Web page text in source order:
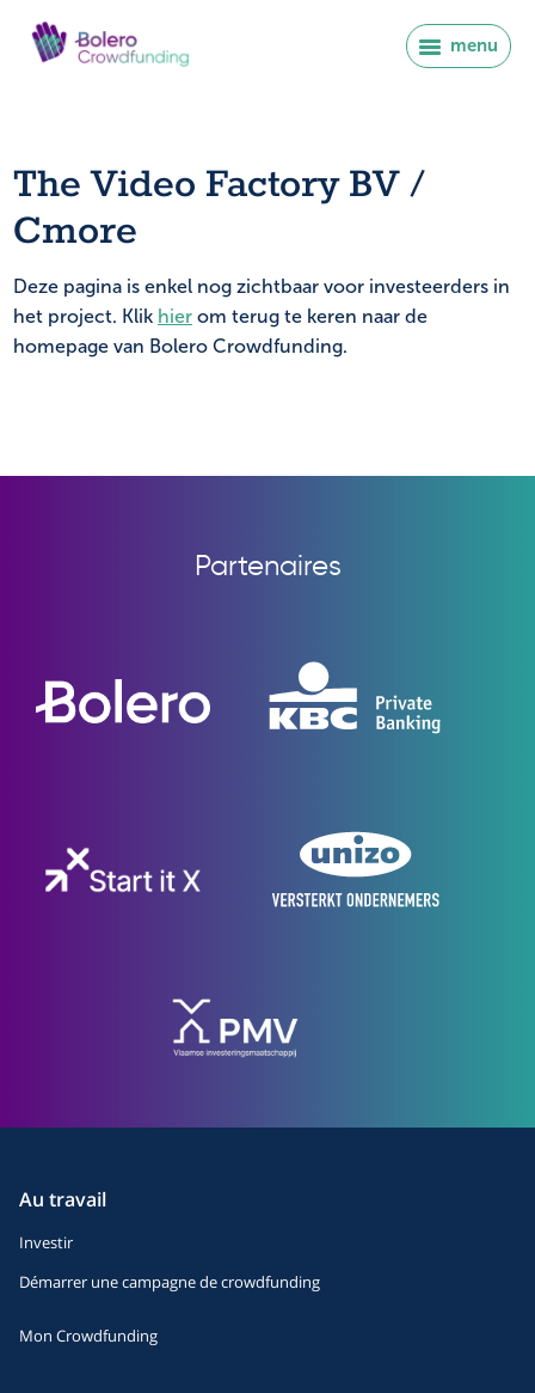
menu
Se connecter
NL FR
The Video Factory BV /
Cmore
Deze pagina is enkel nog zichtbaar voor investeerders in
het project. Klik hier om terug te keren naar de
homepage van Bolero Crowdfunding.
Partenaires
Au travail
Investir
Démarrer une campagne de crowdfunding
Mon Crowdfunding